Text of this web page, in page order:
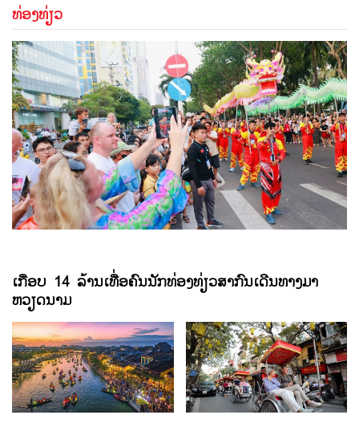
ທ່ອງທ່ຽວ
ເກືອບ 14 ລ້ານເທື່ອຄົນນັກທ່ອງທ່ຽວສາກົນເດີນທາງມາ
ຫວຽດນາມ